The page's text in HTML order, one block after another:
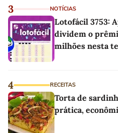
3 NOTÍCIAS
Lotofácil 3753:
dividem o
milhões nesta
4 RECEITAS
Torta de
prática,